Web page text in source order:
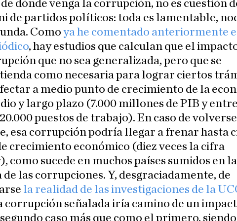
dónde venga la corrupción, no es cuestión
de partidos políticos: toda es lamentable,
Como ya he comentado anteriormente
, hay estudios que calculan que el
que no sea generalizada, pero que se
como necesaria para lograr ciertos
a medio punto de crecimiento de la
y largo plazo (7.000 millones de PIB y entre
puestos de trabajo). En caso de volverse
esa corrupción podría llegar a frenar hasta
crecimiento económico (diez veces la cifra
como sucede en muchos países sumidos en
las corrupciones. Y, desgraciadamente, de
la realidad de las investigaciones de la
corrupción señalada iría camino de un
caso más que como el primero, siendo